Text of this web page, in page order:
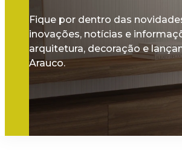
Fique por dentro das
inovações, notícias e
arquitetura, decoração e
Arauco.